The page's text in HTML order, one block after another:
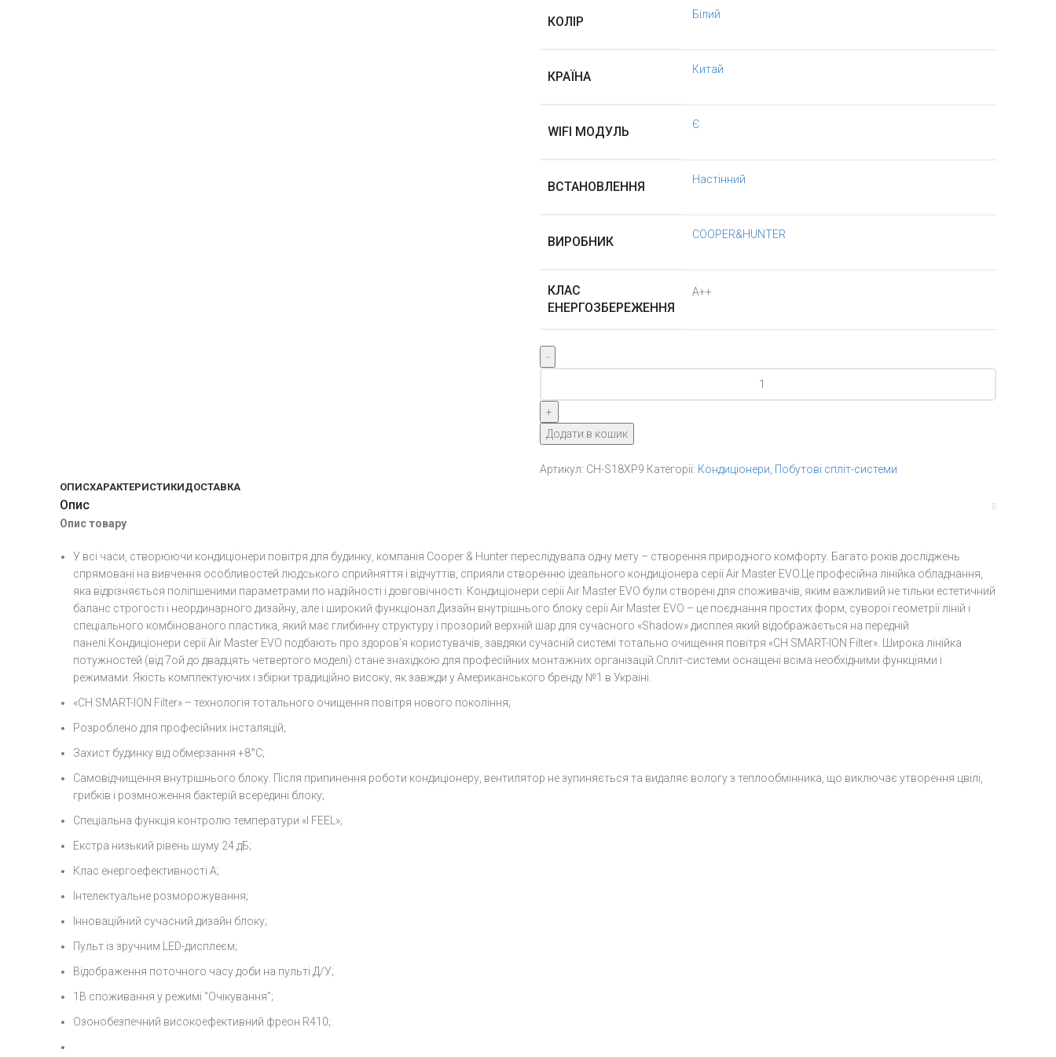
КОЛІР Білий
КРАЇНА Китай
WIFI МОДУЛЬ Є
ВСТАНОВЛЕННЯ Настінний
ВИРОБНИК COOPER&HUNTER
КЛАС
ЕНЕРГОЗБЕРЕЖЕННЯ
А++
MASTER
EVO
CH-
S18XP9
кількість
Додати в кошик
Артикул: CH-S18XP9 Категорії: Кондиціонери Побутові спліт-системи
ОПИСХАРАКТЕРИСТИКИДОСТАВКА
Опис
Опис товару
У всі часи, створюючи кондиціонери повітря для будинку, компанія Cooper & Hunter переслідувала одну мету – створення природного комфорту. Багато років досліджень
спрямовані на вивчення особливостей людського сприйняття і відчуттів, сприяли створенню ідеального кондиціонера серії Air Master EVO.Це професійна лінійка обладнання,
яка відрізняється поліпшеними параметрами по надійності і довговічності. Кондиціонери серії Air Master EVO були створені для споживачів, яким важливий не тільки естетичний
баланс строгості і неординарного дизайну, але і широкий функціонал.Дизайн внутрішнього блоку серії Air Master EVO – це поєднання простих форм, суворої геометрії ліній і
спеціального комбінованого пластика, який має глибинну структуру і прозорий верхній шар для сучасного «Shadow» дисплея який відображається на передній
панелі.Кондиціонери серії Air Master EVO подбають про здоров’я користувачів, завдяки сучасній системі тотально очищення повітря «CH SMART-ION Filter». Широка лінійка
потужностей (від 7ой до двадцять четвертого моделі) стане знахідкою для професійних монтажних організацій.Спліт-системи оснащені всіма необхідними функціями і
режимами. Якість комплектуючих і збірки традиційно високу, як завжди у Американського бренду №1 в Україні.
«CH SMART-ION Filter» – технологія тотального очищення повітря нового покоління;
Розроблено для професійних інсталяцій;
Захист будинку від обмерзання +8°C;
Самовідчищення внутрішнього блоку. Після припинення роботи кондиціонеру, вентилятор не зупиняється та видаляє вологу з теплообмінника, що виключає утворення цвілі,
грибків і розмноження бактерій всередині блоку;
Спеціальна функція контролю температури «I FEEL»;
Екстра низький рівень шуму 24 дБ;
Клас енергоефективності А;
Інтелектуальне розморожування;
Інноваційний сучасний дизайн блоку;
Пульт із зручним LED-дисплеєм;
Відображення поточного часу доби на пульті Д/У;
1В споживання у режимі “Очікування”;
Озонобезпечний високоефективний фреон R410;